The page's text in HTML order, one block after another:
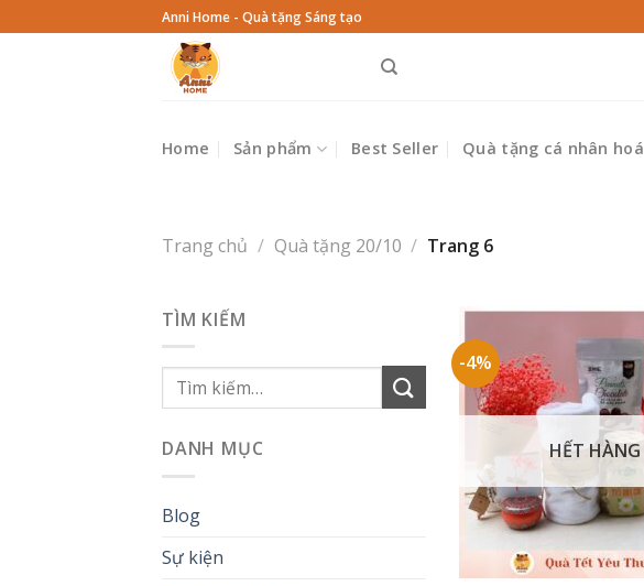
to
Anni Home - Quà tặng Sáng tạo
Home Sản phẩm Best Seller Quà tặng cá nhân hoá
Trang chủ / Quà tặng 20/10 / Trang 6
TÌM KIẾM
Tìm
kiếm:
DANH MỤC
Blog
Sự kiện
-4%
HẾT HÀNG